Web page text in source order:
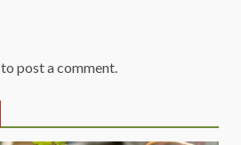
to post a comment.